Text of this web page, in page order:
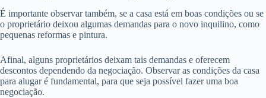
É importante observar também, se a casa está em boas condições ou se
o proprietário deixou algumas demandas para o novo inquilino, como
pequenas reformas e pintura.
Afinal, alguns proprietários deixam tais demandas e oferecem
descontos dependendo da negociação. Observar as condições da casa
para alugar é fundamental, para que seja possível fazer uma boa
negociação.